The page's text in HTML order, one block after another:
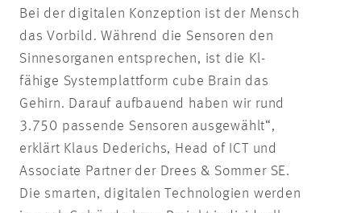
Bei der digitalen Konzeption ist der Mensch
das Vorbild. Während die Sensoren den
Sinnesorganen entsprechen, ist die Kl-
fähige Systemplattform cube Brain das
Gehirn. Darauf aufbauend haben wir rund
3.750 passende Sensoren ausgewählt“,
erklärt Klaus Dederichs, Head of ICT und
Associate Partner der Drees & Sommer SE.
Die smarten, digitalen Technologien werden